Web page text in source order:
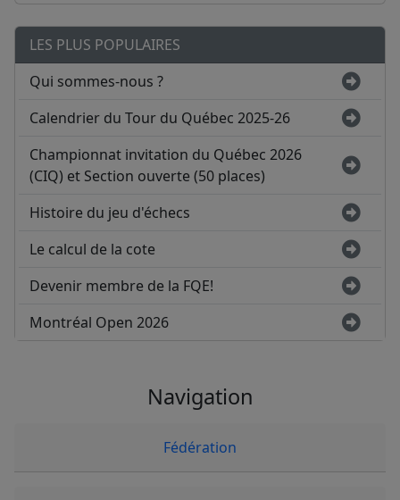
LES PLUS POPULAIRES
Qui sommes-nous ?
Calendrier du Tour du Québec 2025-26
Championnat invitation du Québec 2026
(CIQ) et Section ouverte (50 places)
Histoire du jeu d'échecs
Le calcul de la cote
Devenir membre de la FQE!
Montréal Open 2026
Navigation
Fédération